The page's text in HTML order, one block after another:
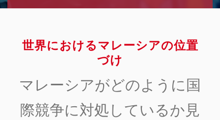
世界におけるマレーシアの位置
づけ
マレーシアがどのように国
際競争に対処しているか見